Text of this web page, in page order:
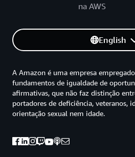
na AWS
English
A Amazon é uma empresa
fundamentos de igualdade de
afirmativas, que não faz distinção
portadores de deficiência, veteranos,
orientação sexual nem idade.